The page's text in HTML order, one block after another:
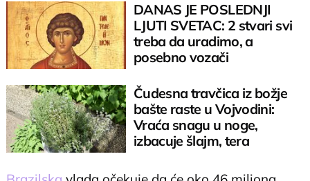
DANAS JE POSLEDNJI
LJUTI SVETAC: 2 stvari svi
treba da uradimo, a
posebno vozači
Čudesna travčica iz božje
bašte raste u Vojvodini:
Vraća snagu u noge,
izbacuje šlajm, tera